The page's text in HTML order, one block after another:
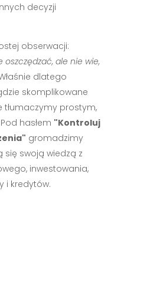
decyzji
obserwacji:
oszczędzać, ale nie wie,
dlatego
skomplikowane
prostym,
hasłem "Kontroluj
gromadzimy
się swoją wiedzą z
inwestowania,
i kredytów.